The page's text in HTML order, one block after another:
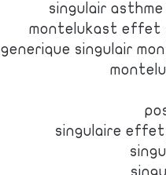
singulair
montelukast effet
generique singulair
singulaire